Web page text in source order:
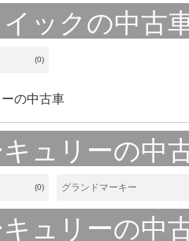
ックの中古
(0)
の中古車
ュリーの中
(0) グランドマーキー
ュリーの中